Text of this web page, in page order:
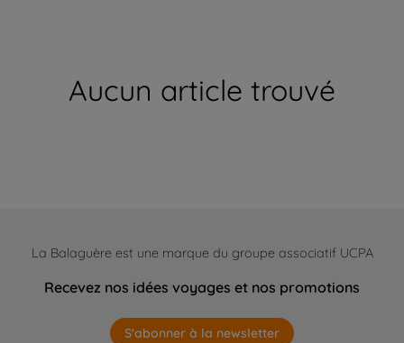
Aucun article trouvé
La Balaguère est une marque du groupe associatif UCPA
Recevez nos idées voyages et nos promotions
S'abonner à la newsletter